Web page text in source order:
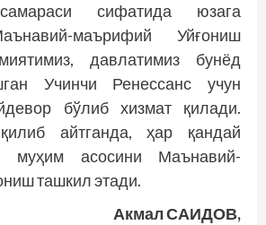
сифатида юзага
маърифий Уйғониш
давлатимиз бунёд
Учинчи Ренессанс учун
бўлиб хизмат қилади.
айтганда, ҳар қандай
муҳим асосини Маънавий-
ташкил этади.
Акмал САИДОВ,